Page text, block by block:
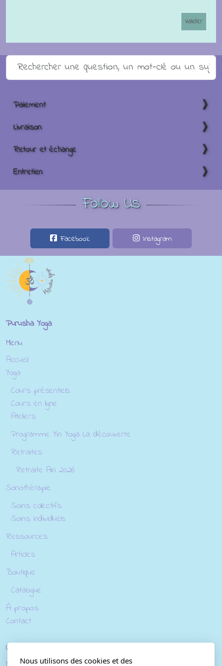
Paiement
Livraison
Retour et échange
Entretien
Follow Us
Facebook Instagram
Purusha Yoga
Menu
Accueil
Yoga
Cours présentiels
Cours en ligne
Ateliers
Programme Yin Yoga La découverte
Retraites
Retraite Ain 2026
Sonothérapie
Soins collectifs
Soins individuels
Ressources
Articles
Boutique
Catalogue
À propos
Contact
Légal
Nous utilisons des cookies et des